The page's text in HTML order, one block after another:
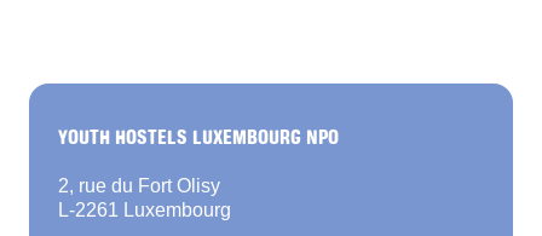
YOUTH HOSTELS LUXEMBOURG NPO
2, rue du Fort Olisy
L-2261 Luxembourg